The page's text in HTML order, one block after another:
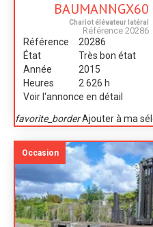
Chariot élévateur latéral
BAUMANNGX60
Référence 20286
Référence
20286
État
Très bon état
Année
2015
Heures
2 626 h
Voir l'annonce en détail
favorite_borderAjouter à ma
Occasion